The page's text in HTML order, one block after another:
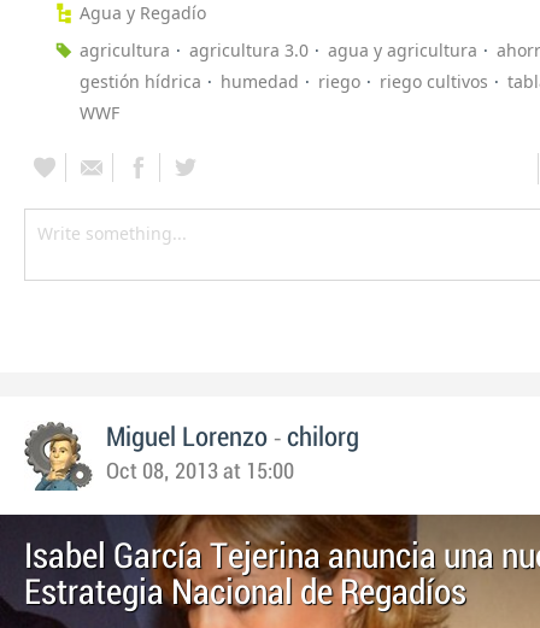
Agua y Regadío
agricultura
agricultura 3.0 agua y agricultura
gestión hídrica
humedad riego riego cultivos
WWF
Miguel Lorenzo - chilorg
Oct 08, 2013 at 15:00
Isabel García Tejerina anuncia una
Estrategia Nacional de Regadíos